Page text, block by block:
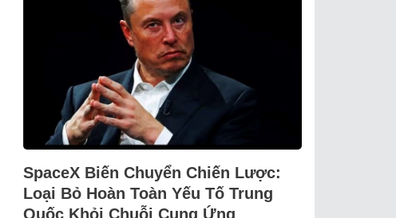
SpaceX Biến Chuyển Chiến Lược:
Loại Bỏ Hoàn Toàn Yếu Tố Trung
Quốc Khỏi Chuỗi Cung Ứng